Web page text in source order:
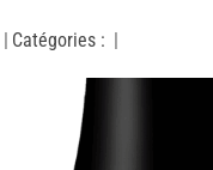
| Catégories : |